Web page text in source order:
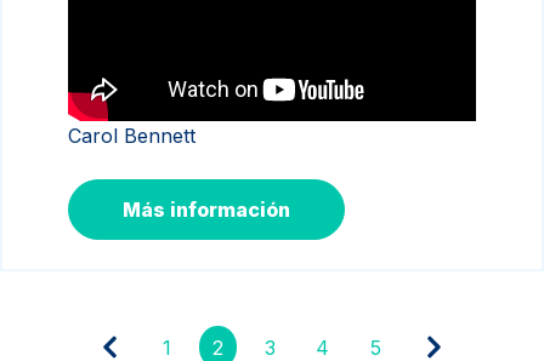
Carol Bennett
Más información
1 2 3 4 5